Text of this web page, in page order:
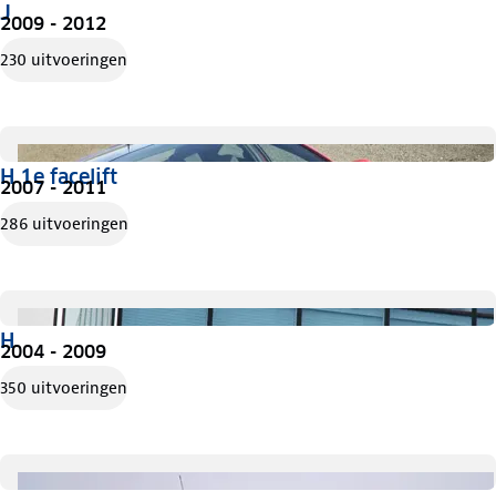
J
2009 - 2012
230 uitvoeringen
H 1e facelift
2007 - 2011
286 uitvoeringen
H
2004 - 2009
350 uitvoeringen